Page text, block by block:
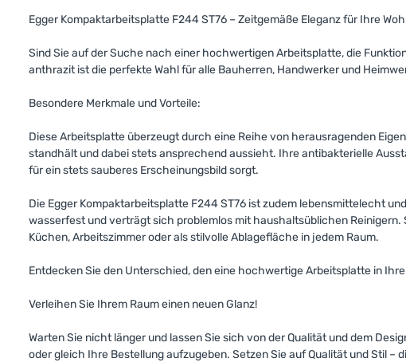
Egger Kompaktarbeitsplatte F244 ST76 – Zeitgemäße Eleganz für Ihre
Sind Sie auf der Suche nach einer hochwertigen Arbeitsplatte, die
anthrazit ist die perfekte Wahl für alle Bauherren, Handwerker und
Besondere Merkmale und Vorteile:
Diese Arbeitsplatte überzeugt durch eine Reihe von herausragenden
standhält und dabei stets ansprechend aussieht. Ihre antibakterielle
für ein stets sauberes Erscheinungsbild sorgt.
Die Egger Kompaktarbeitsplatte F244 ST76 ist zudem lebensmittelecht
wasserfest und verträgt sich problemlos mit haushaltsüblichen
Küchen, Arbeitszimmer oder als stilvolle Ablagefläche in jedem Raum.
Entdecken Sie den Unterschied, den eine hochwertige Arbeitsplatte in
Verleihen Sie Ihrem Raum einen neuen Glanz!
Warten Sie nicht länger und lassen Sie sich von der Qualität und dem
oder gleich Ihre Bestellung aufzugeben. Setzen Sie auf Qualität und Stil